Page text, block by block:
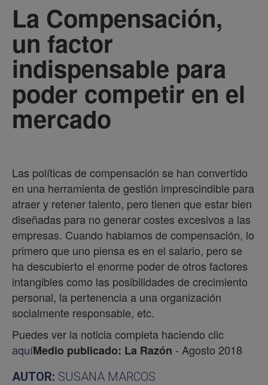
La Compensación,
un factor
indispensable para
poder competir en el
mercado
Las políticas de compensación se han convertido
en una herramienta de gestión imprescindible para
atraer y retener talento, pero tienen que estar bien
diseñadas para no generar costes excesivos a las
empresas. Cuando hablamos de compensación, lo
primero que uno piensa es en el salario, pero se
ha descubierto el enorme poder de otros factores
intangibles como las posibilidades de crecimiento
personal, la pertenencia a una organización
socialmente responsable, etc.
Puedes ver la noticia completa haciendo clic
aquíMedio publicado: La Razón - Agosto 2018
AUTOR: SUSANA MARCOS